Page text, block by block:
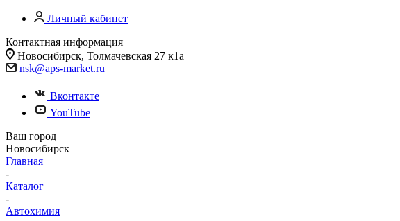
Личный кабинет
Контактная информация
Новосибирск, Толмачевская 27 к1а
nsk@aps-market.ru
Вконтакте
YouTube
Ваш город
Новосибирск
Главная
-
Каталог
-
Автохимия